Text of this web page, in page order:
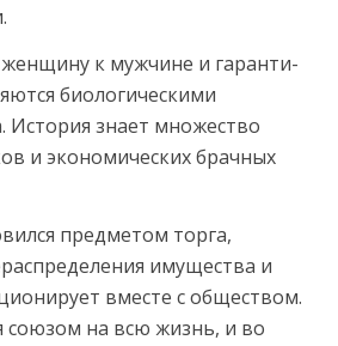
женщину к мужчине и гаранти­
биологическими
История знает множество
и экономических брачных
предметом торга,
имуще­ства и
вместе с обществом.
союзом на всю жизнь, и во